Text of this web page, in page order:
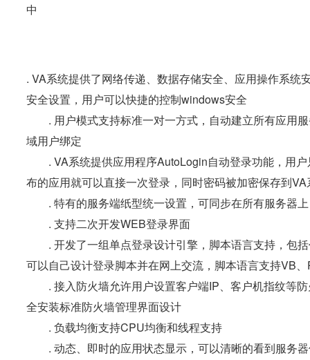
中
. VA系统提供了网络传递、数据存储安全、应用操作系
安全设置，用户可以快捷的控制windows安全
. 用户模式支持标准一对一方式，自动建立所有应用
域用户绑定
. VA系统提供应用程序AutoLogin自动登录功能，用户
布的应用就可以直接一次登录，同时密码被加密保存到
. 特有的服务端纸型统一设置，可同步在所有服务器上
. 支持二次开发WEB登录界面
. 开发了一组单点登录设计引擎，脚本语言支持，包
可以自己设计登录脚本并在网上交流，脚本语言支持VB
. 接入防火墙允许用户设置客户端IP、客户机指纹等
全安装标准防火墙管理界面设计
. 负载均衡支持CPU均衡和线程支持
. 动态、即时的应用状态显示，可以清晰的看到服务